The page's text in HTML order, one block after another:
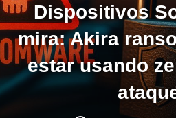
Dispositivos
mira: Akira
estar usando